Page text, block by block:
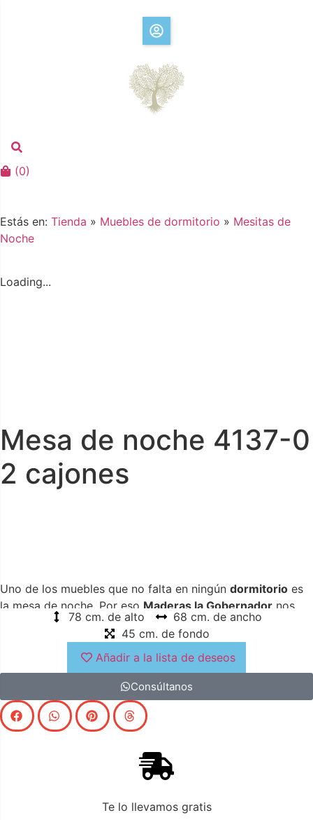
(0)
Estás en: Tienda » Muebles de dormitorio » Mesitas de
Noche
Loading...
Mesa de noche 4137-0
2 cajones
Uno de los muebles que no falta en ningún dormitorio es
la mesa de noche. Por eso Maderas la Gobernador nos
presenta la
mesa de noche France 2 cajones; una pieza
ideal para introducir una funcionalidad asombrosa, y una
tremenda elegancia al más puro estilo vintage.
78 cm. de alto
68 cm. de ancho
45 cm. de fondo
Añadir a la lista de deseos
Consúltanos
Te lo llevamos gratis